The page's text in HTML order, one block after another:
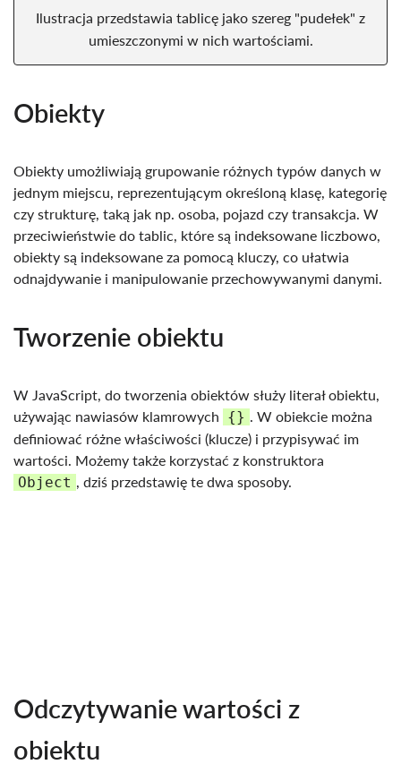
Ilustracja przedstawia tablicę jako szereg "pudełek" z
umieszczonymi w nich wartościami.
Obiekty
Obiekty umożliwiają grupowanie różnych typów danych w
jednym miejscu, reprezentującym określoną klasę, kategorię
czy strukturę, taką jak np. osoba, pojazd czy transakcja. W
przeciwieństwie do tablic, które są indeksowane liczbowo,
obiekty są indeksowane za pomocą kluczy, co ułatwia
odnajdywanie i manipulowanie przechowywanymi danymi.
Tworzenie obiektu
W JavaScript, do tworzenia obiektów służy literał obiektu,
używając nawiasów klamrowych {}
. W obiekcie można
definiować różne właściwości (klucze) i przypisywać im
wartości. Możemy także korzystać z konstruktora
Object
, dziś przedstawię te dwa sposoby.
Odczytywanie wartości z
obiektu